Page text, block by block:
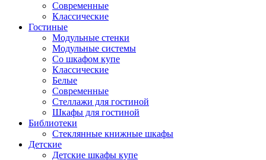
Современные
Классические
Гостиные
Модульные стенки
Модульные системы
Со шкафом купе
Классические
Белые
Современные
Стеллажи для гостиной
Шкафы для гостиной
Библиотеки
Стеклянные книжные шкафы
Детские
Детские шкафы купе